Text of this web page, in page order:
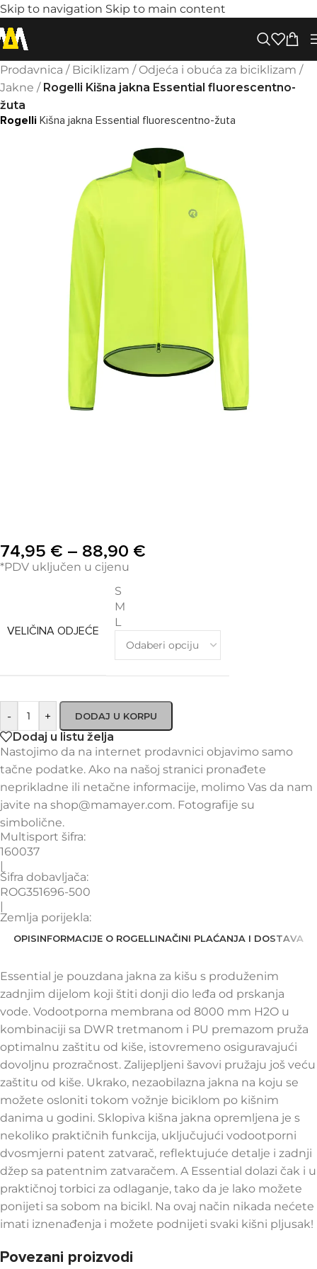
Skip to navigation Skip to main content
Prodavnica / Biciklizam / Odjeća i obuća za biciklizam /
Jakne / Rogelli Kišna jakna Essential fluorescentno-
žuta
Rogelli Kišna jakna Essential fluorescentno-žuta
74,95 € – 88,90 €
*PDV uključen u cijenu
VELIČINA ODJEĆE
S
M
L
- + DODAJ U KORPU
Dodaj u listu želja
Nastojimo da na internet prodavnici objavimo samo
tačne podatke. Ako na našoj stranici pronađete
neprikladne ili netačne informacije, molimo Vas da nam
javite na shop@mamayer.com. Fotografije su
simbolične.
Multisport šifra:
160037
Šifra dobavljača:
ROG351696-500
Zemlja porijekla:
OPISINFORMACIJE O ROGELLINAČINI PLAĆANJA I DOSTAVA
Essential je pouzdana jakna za kišu s produženim
zadnjim dijelom koji štiti donji dio leđa od prskanja
vode. Vodootporna membrana od 8000 mm H2O u
kombinaciji sa DWR tretmanom i PU premazom pruža
optimalnu zaštitu od kiše, istovremeno osiguravajući
dovoljnu prozračnost. Zalijepljeni šavovi pružaju još veću
zaštitu od kiše. Ukrako, nezaobilazna jakna na koju se
možete osloniti tokom vožnje biciklom po kišnim
danima u godini. Sklopiva kišna jakna opremljena je s
nekoliko praktičnih funkcija, uključujući vodootporni
dvosmjerni patent zatvarač, reflektujuće detalje i zadnji
džep sa patentnim zatvaračem. A Essential dolazi čak i u
praktičnoj torbici za odlaganje, tako da je lako možete
ponijeti sa sobom na bicikl. Na ovaj način nikada nećete
imati iznenađenja i možete podnijeti svaki kišni pljusak!
Povezani proizvodi